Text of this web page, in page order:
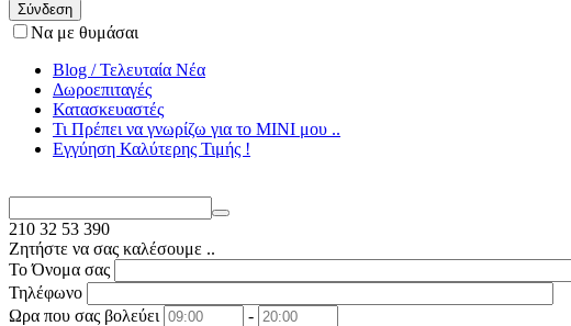
Σύνδεση
Να με θυμάσαι
Blog / Τελευταία Νέα
Δωροεπιταγές
Κατασκευαστές
Τι Πρέπει να γνωρίζω για το MΙΝΙ μου ..
Εγγύηση Καλύτερης Τιμής !
210 32 53 390
Ζητήστε να σας καλέσουμε ..
Το Όνομα σας
Τηλέφωνο
Ωρα που σας βολεύει
-